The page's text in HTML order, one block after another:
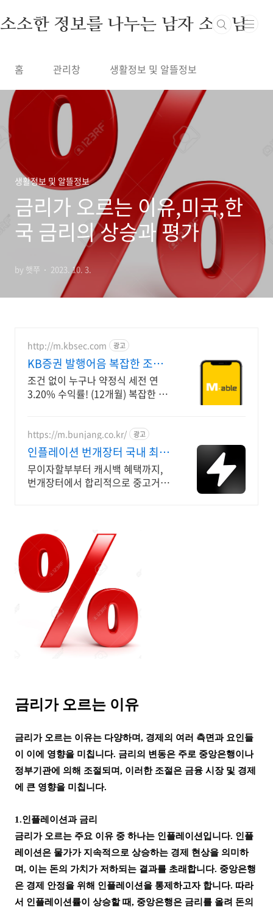
소소한 정보를 나누는 남자 소정남
홈 관리창 생활정보 및 알뜰정보
생활정보 및 알뜰정보
금리가 오르는 이유,미국,한
국 금리의 상승과 평가
by 햇쭈 2023. 10. 3.
http://m.kbsec.com 광고
KB증권 발행어음 복잡한 조건
없이 누구나
조건 없이 누구나 약정식 세전 연
3.20% 수익률! (12개월) 복잡한 가
https://m.bunjang.co.kr/ 광고
인플레이션 번개장터 국내 최대
브랜드 중고거래
무이자할부부터 캐시백 혜택까지,
번개장터에서 합리적으로 중고거래
금리가 오르는 이유
금리가 오르는 이유는 다양하며, 경제의 여러 측면과 요인들
이 이에 영향을 미칩니다. 금리의 변동은 주로 중앙은행이나
정부기관에 의해 조절되며, 이러한 조절은 금융 시장 및 경제
에 큰 영향을 미칩니다.
1.인플레이션과 금리
금리가 오르는 주요 이유 중 하나는 인플레이션입니다. 인플
레이션은 물가가 지속적으로 상승하는 경제 현상을 의미하
며, 이는 돈의 가치가 저하되는 결과를 초래합니다. 중앙은행
은 경제 안정을 위해 인플레이션을 통제하고자 합니다. 따라
서 인플레이션률이 상승할 때, 중앙은행은 금리를 올려 돈의